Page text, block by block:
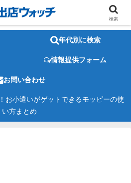
年代別に検索
情報提供フォーム
お問い合わせ
お小遣いがゲットできるモッピーの使
い方まとめ
検索